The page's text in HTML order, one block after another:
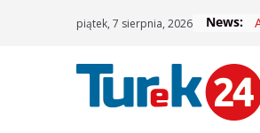
piątek, 7 sierpnia, 2026 News: